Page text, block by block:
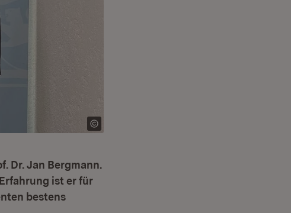
Dr. Jan Bergmann.
ist er für
bestens